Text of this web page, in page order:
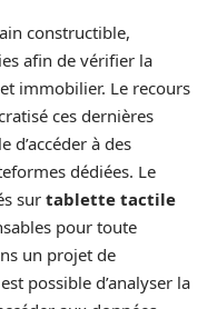
constructible,
afin de vérifier la
immobilier. Le recours
ces dernières
d’accéder à des
dédiées. Le
sur tablette tactile
pour toute
un projet de
possible d’analyser la